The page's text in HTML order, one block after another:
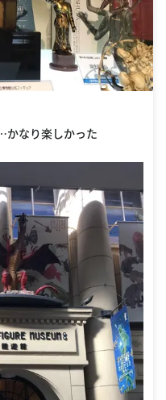
かなり楽しかった